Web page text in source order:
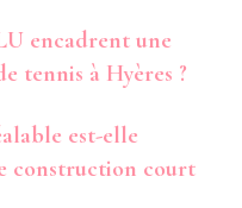
encadrent une
tennis à Hyères ?
est-elle
construction court